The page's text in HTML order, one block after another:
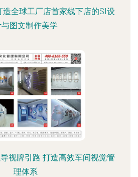
造全球工厂店首家线下店的SI设
图文制作美学
视牌引路 打造高效车间视觉管
理体系